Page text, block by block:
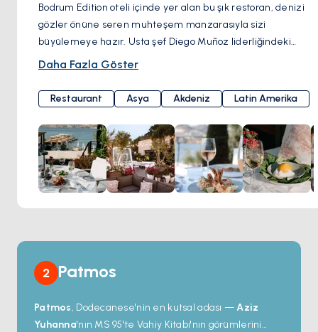
Bodrum Edition oteli içinde yer alan bu şık restoran, denizi
gözler önüne seren muhteşem manzarasıyla sizi
büyülemeye hazır. Usta şef Diego Muñoz liderliğindeki
mutfağı, Akdeniz ve Asya'nın lezzetlerini, Latin Amerika
lokmanızdan itibaren, lezzetlerin büyülü dünyasına bir
yolculuğa çıkacaksınız ve bu deneyim sizi daha fazlasını
tatmak için geri dönmeye davet edecek. Mükemmel bir
yemek mükemmel bir içecekle taçlandırılmalıdır. Brava
Bodrum, etkileyici bir şarap ve kokteyl menüsüyle, her
yudumunun keyifle hatırlanmasını sağlıyor. Güneşin ufukta
veda ettiği anlarda, restoranın atmosferi yemek keyfini
yaşamanız için büyülü bir cennete dönüşüyor. Zarafet,
şekilde harmanlayan bu mekanda, sizi sihirli bir akşamın
cazibesi bekliyor. Dirmil Mahallesi, Balyek Cd. No:5A, 48400
Bodrum/Muğla, Türkiye
Daha Fazla Göster
Restaurant Asya Akdeniz Latin Amerika
2 Patmos
Patmos, Dodecanese'nin en kutsal adası —Aziz
Yuhanna'nın MS 95'te Vahiy Kitabı'nın görümlerini